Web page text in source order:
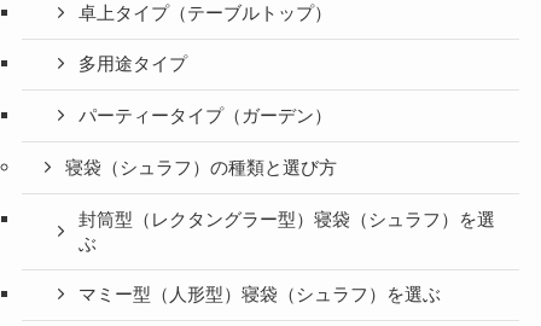
卓上タイプ（テーブルトップ）
多用途タイプ
パーティータイプ（ガーデン）
寝袋（シュラフ）の種類と選び方
封筒型（レクタングラー型）寝袋（シュラフ）を選
ぶ
マミー型（人形型）寝袋（シュラフ）を選ぶ